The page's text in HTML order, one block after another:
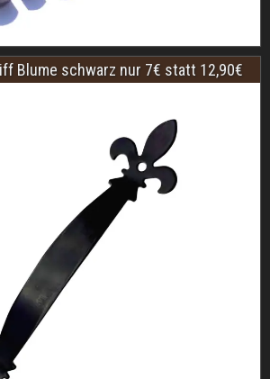
Blume schwarz nur 7€ statt 12,90€